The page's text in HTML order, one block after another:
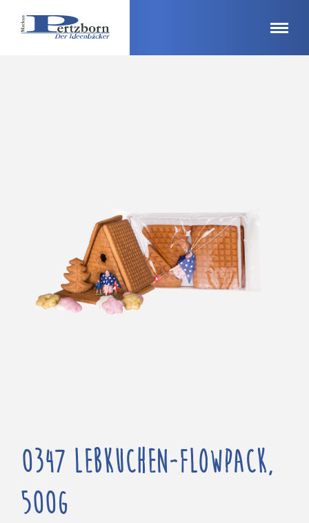
0347 Lebkuchen-Flowpack,
500g